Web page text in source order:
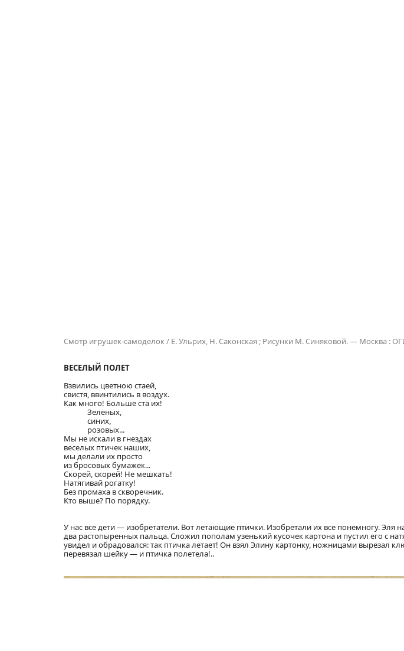
Смотр игрушек-самоделок / Е. Ульрих, Н. Саконская ; Рисунки М. Синяковой. — Москва :
ВЕСЕЛЫЙ ПОЛЕТ
Взвились цветною стаей,
свистя, ввинтились в воздух.
Как много! Больше ста их!
Зеленых,
синих,
розовых...
Мы не искали в гнездах
веселых птичек наших,
мы делали их просто
из бросовых бумажек...
Скорей, скорей! Не мешкать!
Натягивай рогатку!
Без промаха в скворечник.
Кто выше? По порядку.
У нас все дети — изобретатели. Вот летающие птички. Изобретали их все понемногу. Эля
два растопыренных пальца. Сложил пополам узенький кусочек картона и пустил его с
увидел и обрадовался: так птичка летает! Он взял Элину картонку, ножницами вырезал
перевязал шейку — и птичка полетела!..